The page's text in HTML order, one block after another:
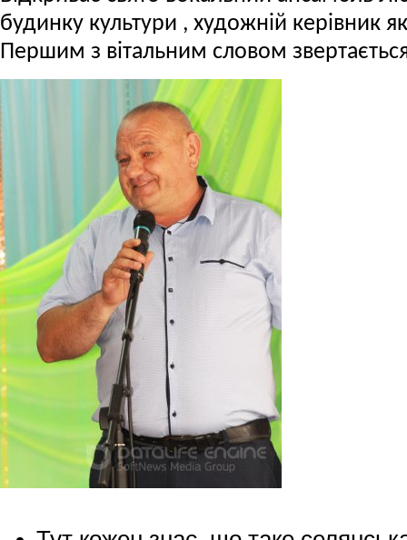
будинку культури , художній керівник
Першим з вітальним словом